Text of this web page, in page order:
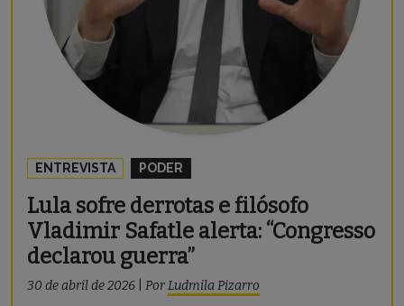
ENTREVISTA PODER
Lula sofre derrotas e filósofo
Vladimir Safatle alerta: “Congresso
declarou guerra”
30 de abril de 2026 PorLudmila Pizarro